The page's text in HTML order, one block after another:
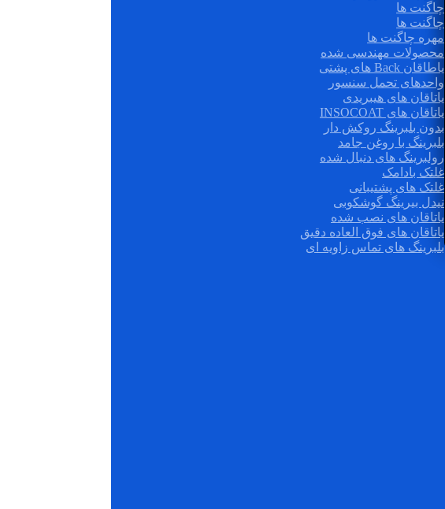
چاگنت ها
چاگنت ها
مهره چاگنت ها
محصولات مهندسی شده
یاطاقان Back های پشتی
واحدهای تحمل سنسور
یاتاقان های هیبریدی
یاتاقان های INSOCOAT
بدون بلبرینگ روکش دار
بلبرینگ با روغن جامد
رولبرینگ های دنبال شده
غلتک بادامک
غلتک های پشتیبانی
نیدل بیرینگ گوشکوبی
یاتاقان های نصب شده
یاتاقان های فوق العاده دقیق
بلبرینگ های تماس زاویه ای